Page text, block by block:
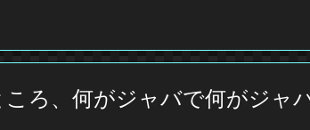
ろ、何がジャバで何がジャ